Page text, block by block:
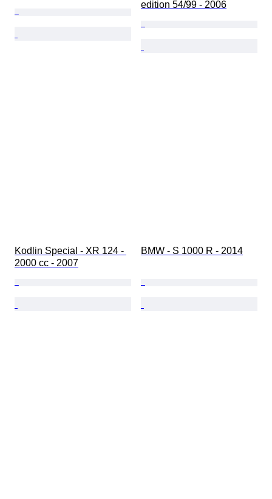
edition 54/99 - 2006
Kodlin Special - XR 124 -
2000 cc - 2007
BMW - S 1000 R - 2014